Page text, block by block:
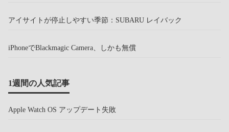
アイサイトが停止しやすい季節：SUBARU レイバック
iPhoneでBlackmagic Camera、しかも無償
1週間の人気記事
Apple Watch OS アップデート失敗